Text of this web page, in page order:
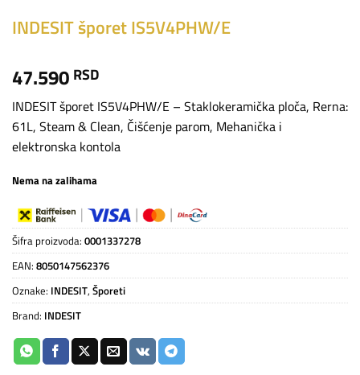
INDESIT šporet IS5V4PHW/E
47.590 RSD
INDESIT šporet IS5V4PHW/E – Staklokeramička ploča, Rerna:
61L, Steam & Clean, Čišćenje parom, Mehanička i
elektronska kontola
Nema na zalihama
Šifra proizvoda: 0001337278
EAN: 8050147562376
Oznake: INDESIT, Šporeti
Brand: INDESIT